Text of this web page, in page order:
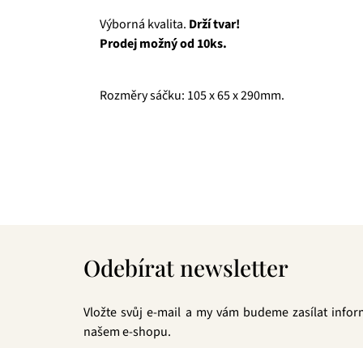
Výborná kvalita. Drží tvar!
Prodej možný od 10ks.
Rozměry sáčku: 105 x 65 x 290mm.
Odebírat newsletter
Vložte svůj e-mail a my vám budeme zasílat
našem e-shopu.